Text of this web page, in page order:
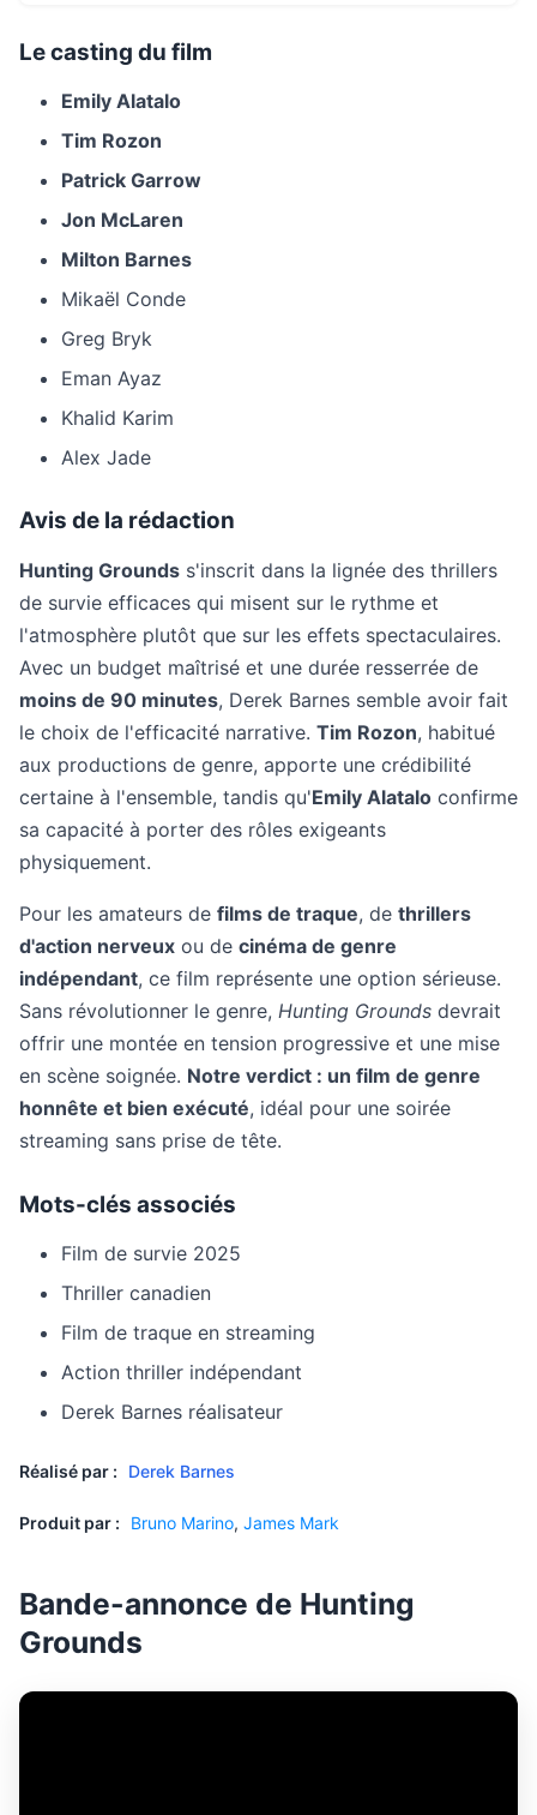
Le casting du film
Emily Alatalo
Tim Rozon
Patrick Garrow
Jon McLaren
Milton Barnes
Mikaël Conde
Greg Bryk
Eman Ayaz
Khalid Karim
Alex Jade
Avis de la rédaction
Hunting Grounds s'inscrit dans la lignée des thrillers
de survie efficaces qui misent sur le rythme et
l'atmosphère plutôt que sur les effets spectaculaires.
Avec un budget maîtrisé et une durée resserrée de
moins de 90 minutes, Derek Barnes semble avoir fait
le choix de l'efficacité narrative. Tim Rozon, habitué
aux productions de genre, apporte une crédibilité
certaine à l'ensemble, tandis qu'Emily Alatalo confirme
sa capacité à porter des rôles exigeants
physiquement.
Pour les amateurs de films de traque, de thrillers
d'action nerveux ou de cinéma de genre
indépendant, ce film représente une option sérieuse.
Sans révolutionner le genre, Hunting Grounds devrait
offrir une montée en tension progressive et une mise
en scène soignée. Notre verdict : un film de genre
honnête et bien exécuté, idéal pour une soirée
streaming sans prise de tête.
Mots-clés associés
Film de survie 2025
Thriller canadien
Film de traque en streaming
Action thriller indépendant
Derek Barnes réalisateur
Réalisé par : Derek Barnes
Produit par : Bruno Marino, James Mark
Bande-annonce de Hunting
Grounds